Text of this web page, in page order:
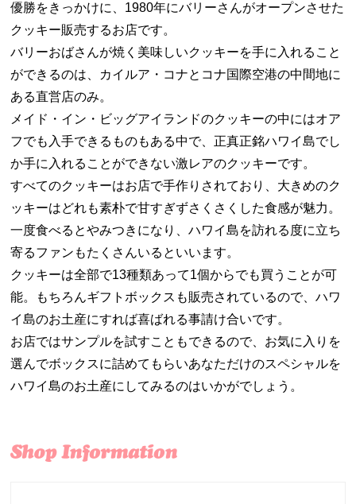
優勝をきっかけに、1980年にバリーさんがオープンさせた
クッキー販売するお店です。
バリーおばさんが焼く美味しいクッキーを手に入れること
ができるのは、カイルア・コナとコナ国際空港の中間地に
ある直営店のみ。
メイド・イン・ビッグアイランドのクッキーの中にはオア
フでも入手できるものもある中で、正真正銘ハワイ島でし
か手に入れることができない激レアのクッキーです。
すべてのクッキーはお店で手作りされており、大きめのク
ッキーはどれも素朴で甘すぎずさくさくした食感が魅力。
一度食べるとやみつきになり、ハワイ島を訪れる度に立ち
寄るファンもたくさんいるといいます。
クッキーは全部で13種類あって1個からでも買うことが可
能。もちろんギフトボックスも販売されているので、ハワ
イ島のお土産にすれば喜ばれる事請け合いです。
お店ではサンプルを試すこともできるので、お気に入りを
選んでボックスに詰めてもらいあなただけのスペシャルを
ハワイ島のお土産にしてみるのはいかがでしょう。